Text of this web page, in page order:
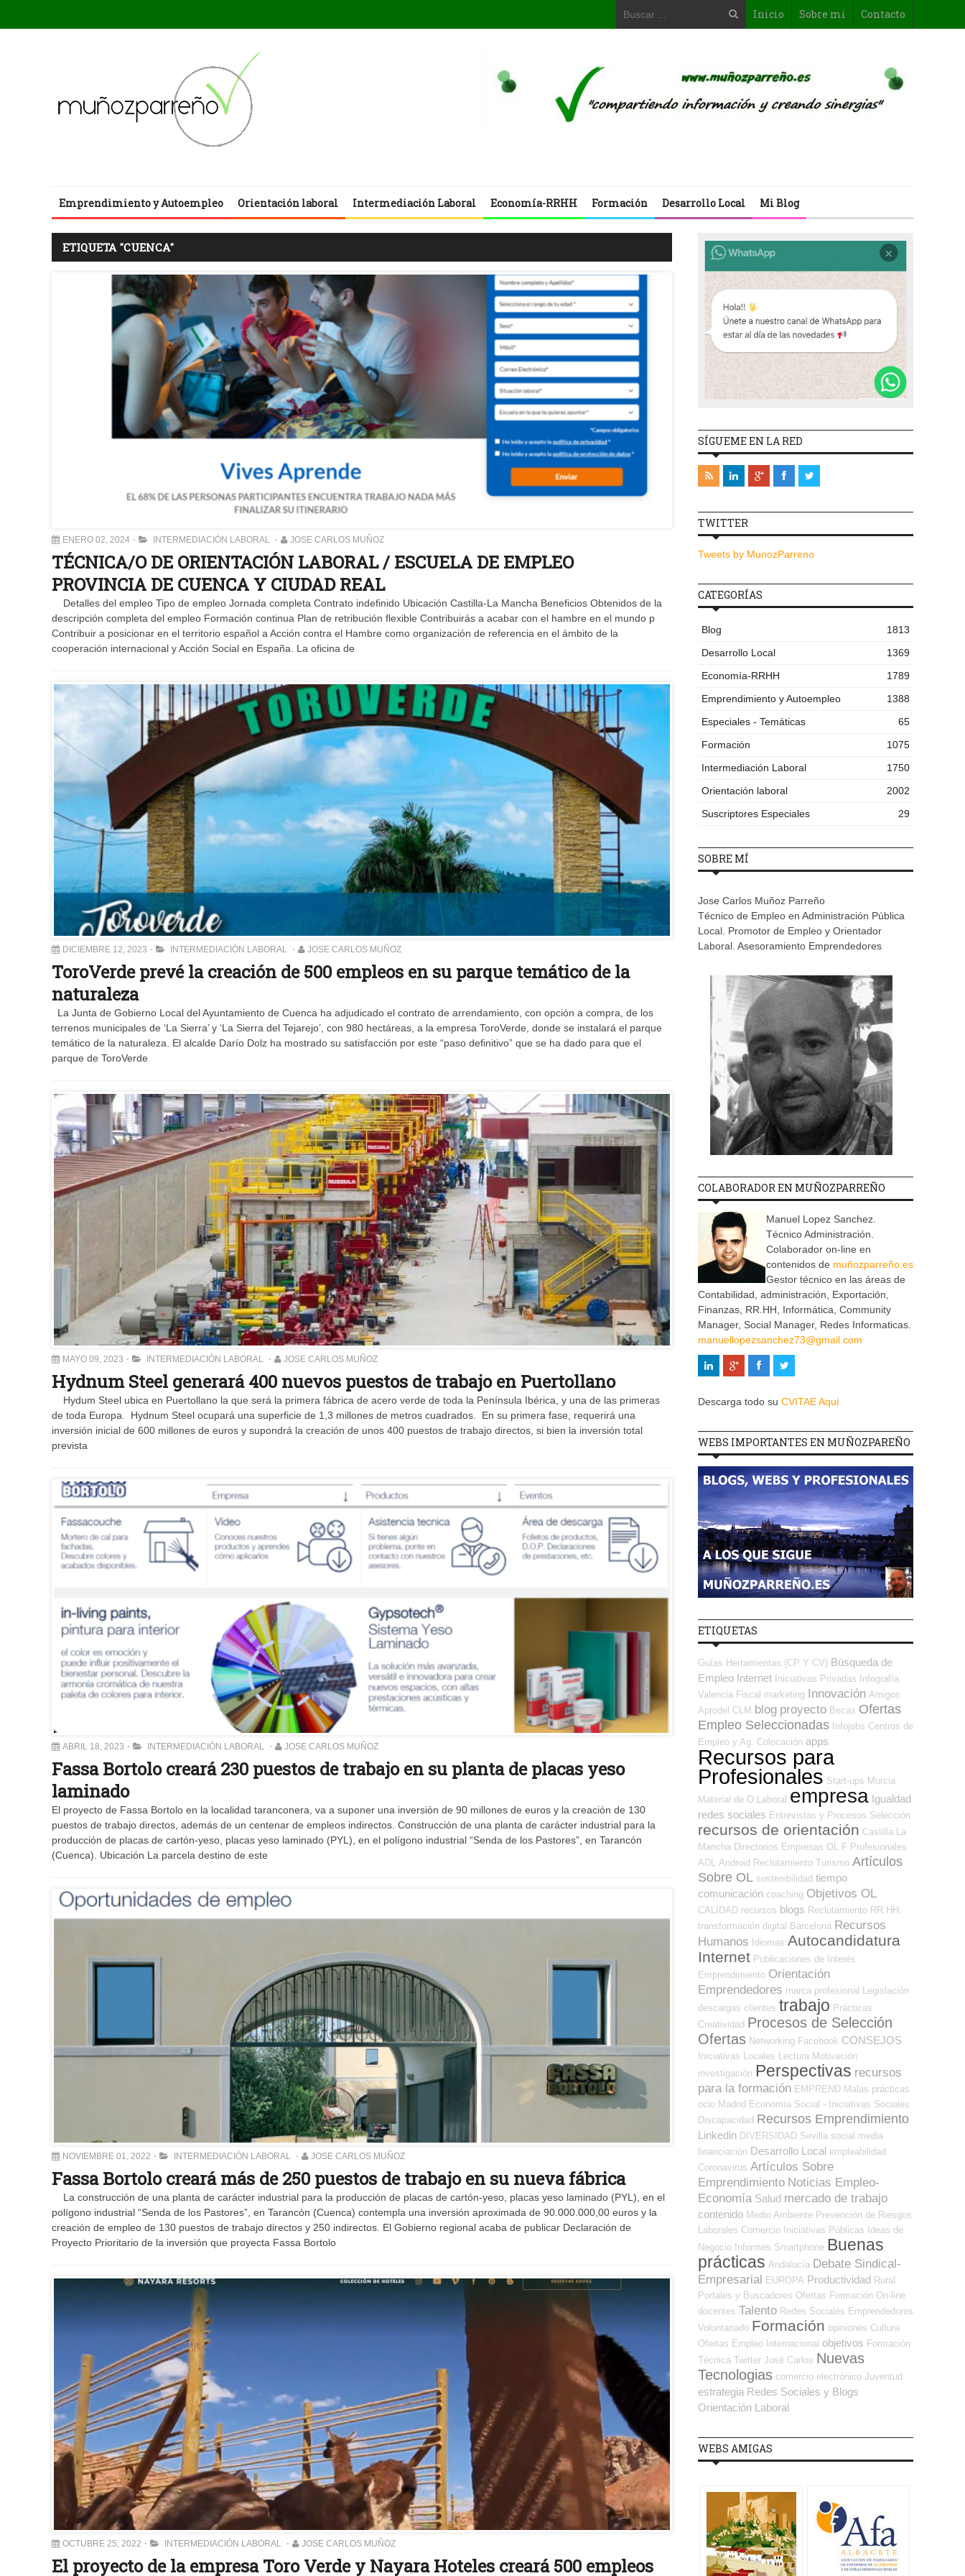
Inicio Sobre mi Contacto
Emprendimiento y Autoempleo Orientación laboral Intermediación Laboral Economía-RRHH Formación Desarrollo Local Mi Blog
ETIQUETA "CUENCA"
ENERO 02, 2024 INTERMEDIACIÓN LABORAL JOSE CARLOS MUÑOZ
TÉCNICA/O DE ORIENTACIÓN LABORAL / ESCUELA DE EMPLEO
PROVINCIA DE CUENCA Y CIUDAD REAL
Detalles del empleo Tipo de empleo Jornada completa Contrato indefinido Ubicación Castilla-La Mancha Beneficios Obtenidos de la
descripción completa del empleo Formación continua Plan de retribución flexible Contribuirás a acabar con el hambre en el mundo p
Contribuir a posicionar en el territorio español a Acción contra el Hambre como organización de referencia en el ámbito de la
cooperación internacional y Acción Social en España. La oficina de
DICIEMBRE 12, 2023 INTERMEDIACIÓN LABORAL JOSE CARLOS MUÑOZ
ToroVerde prevé la creación de 500 empleos en su parque temático de la
naturaleza
La Junta de Gobierno Local del Ayuntamiento de Cuenca ha adjudicado el contrato de arrendamiento, con opción a compra, de los
terrenos municipales de ‘La Sierra’ y ‘La Sierra del Tejarejo’, con 980 hectáreas, a la empresa ToroVerde, donde se instalará el parque
temático de la naturaleza. El alcalde Darío Dolz ha mostrado su satisfacción por este “paso definitivo” que se ha dado para que el
parque de ToroVerde
MAYO 09, 2023 INTERMEDIACIÓN LABORAL JOSE CARLOS MUÑOZ
Hydnum Steel generará 400 nuevos puestos de trabajo en Puertollano
Hydum Steel ubica en Puertollano la que será la primera fábrica de acero verde de toda la Península Ibérica, y una de las primeras
de toda Europa. Hydnum Steel ocupará una superficie de 1,3 millones de metros cuadrados. En su primera fase, requerirá una
inversión inicial de 600 millones de euros y supondrá la creación de unos 400 puestos de trabajo directos, si bien la inversión total
prevista
ABRIL 18, 2023 INTERMEDIACIÓN LABORAL JOSE CARLOS MUÑOZ
Fassa Bortolo creará 230 puestos de trabajo en su planta de placas yeso
laminado
El proyecto de Fassa Bortolo en la localidad taranconera, va a suponer una inversión de 90 millones de euros y la creación de 130
puestos de trabajo directos, además de un centenar de empleos indirectos. Construcción de una planta de carácter industrial para la
producción de placas de cartón-yeso, placas yeso laminado (PYL), en el polígono industrial “Senda de los Pastores”, en Tarancón
(Cuenca). Ubicación La parcela destino de este
NOVIEMBRE 01, 2022 INTERMEDIACIÓN LABORAL JOSE CARLOS MUÑOZ
Fassa Bortolo creará más de 250 puestos de trabajo en su nueva fábrica
La construcción de una planta de carácter industrial para la producción de placas de cartón-yeso, placas yeso laminado (PYL), en el
polígono industrial “Senda de los Pastores”, en Tarancón (Cuenca) contempla una inversión aproximada de 90.000.000,00 euros y la
creación de empleo de 130 puestos de trabajo directos y 250 indirectos. El Gobierno regional acaba de publicar Declaración de
Proyecto Prioritario de la inversión que proyecta Fassa Bortolo
OCTUBRE 25, 2022 INTERMEDIACIÓN LABORAL JOSE CARLOS MUÑOZ
El proyecto de la empresa Toro Verde y Nayara Hoteles creará 500 empleos
SÍGUEME EN LA RED
TWITTER
Tweets by MunozParreno
CATEGORÍAS
Blog
1813
Desarrollo Local
1369
Economía-RRHH
1789
Emprendimiento y Autoempleo
1388
Especiales - Temáticas
65
Formación
1075
Intermediación Laboral
1750
Orientación laboral
2002
Suscriptores Especiales
29
SOBRE MÍ
Jose Carlos Muñoz Parreño
Técnico de Empleo en Administración Pública
Local. Promotor de Empleo y Orientador
Laboral. Asesoramiento Emprendedores
COLABORADOR EN MUÑOZPARREÑO
Manuel Lopez Sanchez.
Técnico Administración.
Colaborador on-line en
contenidos de muñozparreño.es
Gestor técnico en las áreas de
Contabilidad, administración, Exportación,
Finanzas, RR.HH, Informática, Community
Manager, Social Manager, Redes Informaticas.
manuellopezsanchez73@gmail.com
Descarga todo su CVITAE Aquí
WEBS IMPORTANTES EN MUÑOZPAREÑO
ETIQUETAS
Guías Herramientas (CP Y CV) Búsqueda de
Empleo Internet Iniciativas Privadas
Infografía
Valencia Fiscal marketing Innovación Amigos
Aprodel CLM blog proyecto Becas Ofertas
Empleo Seleccionadas Infojobs Centros de
Empleo y Ag. Colocación apps
Recursos para
Profesionales Start-ups Murcia
Material de O.Laboral empresa Igualdad
redes sociales Entrevistas y Procesos Selección
recursos de orientación Castilla La
Mancha Directorios Empresas OL
F Profesionales
ADL
Android Reclutamiento Turismo Artículos
Sobre OL sostenibilidad tiempo
comunicación coaching Objetivos OL
CALIDAD recursos blogs Reclutamiento RR.HH.
transformación digital
Barcelona Recursos
Humanos
Idiomas Autocandidatura
Internet Publicaciones de Interés
Emprendimiento Orientación
Emprendedores marca profesional
Legislación
descargas clientes trabajo Prácticas
Creatividad Procesos de Selección
Ofertas Networking Facebook CONSEJOS
Iniciativas Locales Lectura Motivación
investigación Perspectivas recursos
para la formación EMPREND Malas prácticas
ocio Madrid Economía Social - Iniciativas Sociales
Discapacidad Recursos Emprendimiento
Linkedin DIVERSIDAD Sevilla social media
financiación Desarrollo Local empleabilidad
Coronavirus Artículos Sobre
Emprendimiento Noticias Empleo-
Economía Salud mercado de trabajo
contenido Medio Ambiente Prevención de Riesgos
Laborales Comercio Iniciativas Públicas
Ideas de
Negocio Informes Smartphone Buenas
prácticas Andalucía Debate Sindical-
Empresarial EUROPA Productividad Rural
Portales y Buscadores Ofertas Formación On-line
docentes Talento Redes Sociales Emprendedores
Voluntariado Formación opiniones Cultura
Ofertas Empleo Internacional objetivos Formación
Técnica Twitter José Carlos Nuevas
Tecnologias comercio electrónico Juventud
estrategia Redes Sociales y Blogs
Orientación Laboral
WEBS AMIGAS